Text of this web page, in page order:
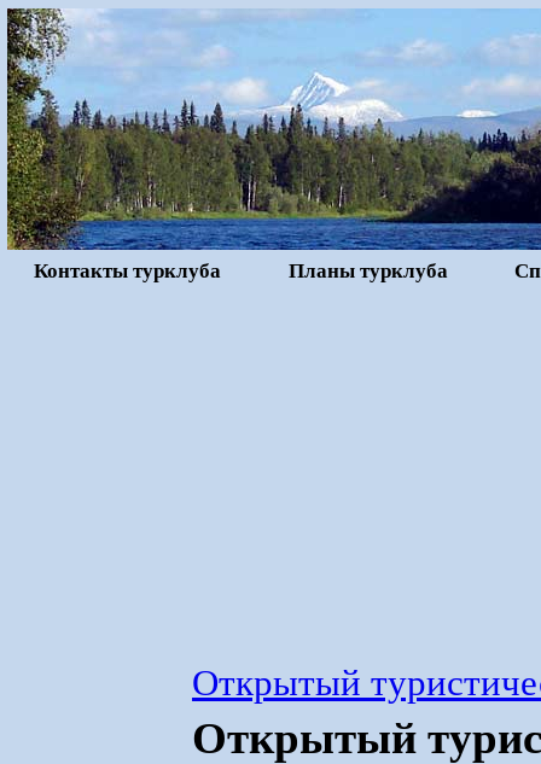
Контакты турклуба Планы турклуба
Открытый
Открытый